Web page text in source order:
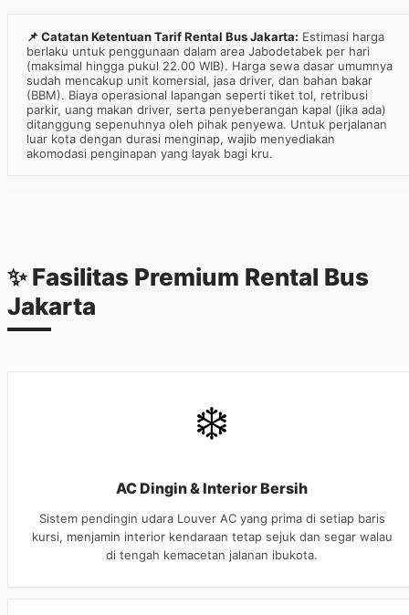
📌 Catatan Ketentuan Tarif Rental Bus Jakarta: Estimasi harga
berlaku untuk penggunaan dalam area Jabodetabek per hari
(maksimal hingga pukul 22.00 WIB). Harga sewa dasar umumnya
sudah mencakup unit komersial, jasa driver, dan bahan bakar
(BBM). Biaya operasional lapangan seperti tiket tol, retribusi
parkir, uang makan driver, serta penyeberangan kapal (jika ada)
ditanggung sepenuhnya oleh pihak penyewa. Untuk perjalanan
luar kota dengan durasi menginap, wajib menyediakan
akomodasi penginapan yang layak bagi kru.
✨ Fasilitas Premium Rental Bus
Jakarta
❄️
AC Dingin & Interior Bersih
Sistem pendingin udara Louver AC yang prima di setiap baris
kursi, menjamin interior kendaraan tetap sejuk dan segar walau
di tengah kemacetan jalanan ibukota.